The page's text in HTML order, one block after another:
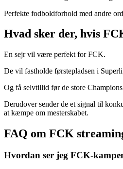
Perfekte fodboldforhold med andre
Hvad sker der, hvis
En sejr vil være perfekt for FCK.
De vil fastholde førstepladsen i
Og få selvtillid før de store
Derudover sender de et signal til
at kæmpe om mesterskabet.
FAQ om FCK
Hvordan ser jeg FCK-